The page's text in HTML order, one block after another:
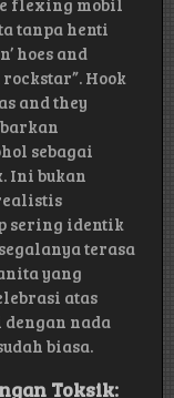
flexing mobil
tanpa henti
hoes and
Hook
and they
sebagai
Ini bukan
sering identik
terasa
yang
atas
nada
biasa.
Toksik: